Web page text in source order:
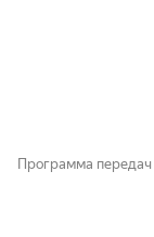
Программа передач